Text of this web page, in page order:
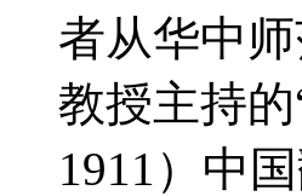
者从华中
教授主持
1911）中